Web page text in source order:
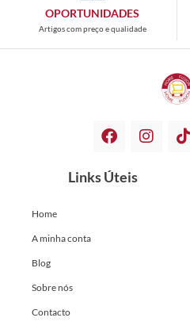
OPORTUNIDADES
Artigos com preço e qualidade
Links Úteis
Home
A minha conta
Blog
Sobre nós
Contacto